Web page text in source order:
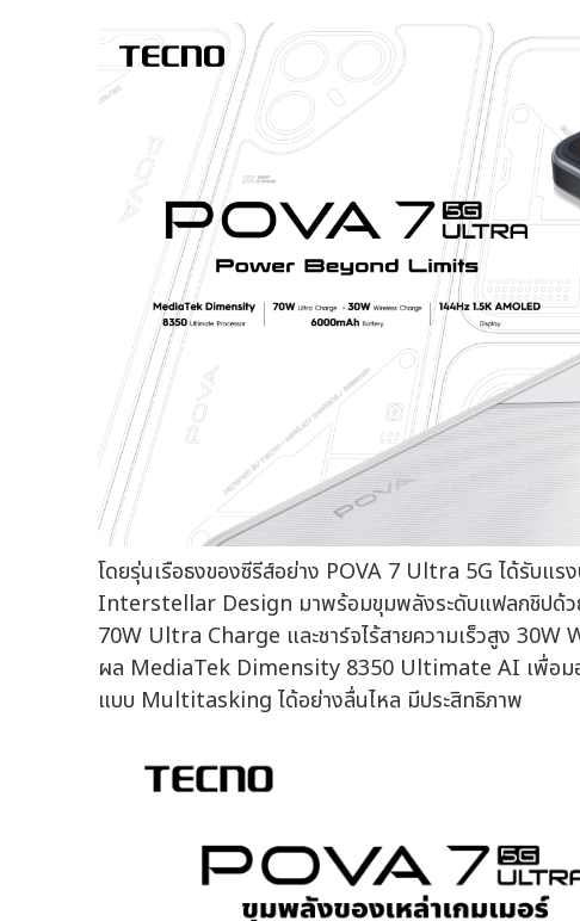
โดยรุ่นเรือธงของซีรีส์อย่าง POVA 7 Ultra 5G ได้รับแร
Interstellar Design มาพร้อมขุมพลังระดับแฟลกชิปด้ว
70W Ultra Charge และชาร์จไร้สายความเร็วสูง
ผล MediaTek Dimensity 8350 Ultimate AI เพื่อมอ
แบบ Multitasking ได้อย่างลื่นไหล มีประสิทธิภาพ